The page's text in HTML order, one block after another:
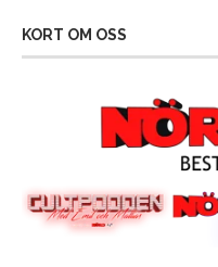
KORT OM OSS